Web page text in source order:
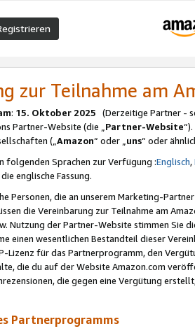
zur Teilnahme am
: 15. Oktober 2025 (Derzeitige Partner -
Partner-Website (die „Partner-Website
(„Amazon“ oder „uns“ oder
folgenden Sprachen zur Verfügung :Englisch,
englische Fassung.
Personen, die an unserem Marketing-
die Vereinbarung zur Teilnahme am
Nutzung der Partner-Website stimmen Sie
einen wesentlichen Bestandteil dieser
Lizenz für das Partnerprogramm, den
die du auf der Website Amazon.com
die gegen eine Vergütung
Partnerprogramms